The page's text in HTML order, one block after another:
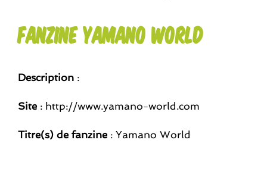
Fanzine Yamano World
Description :
Site : http://www.yamano-world.com
Titre(s) de fanzine : Yamano World